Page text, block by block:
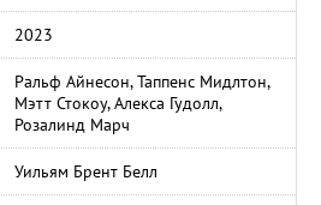
2023
Ральф Айнесон, Таппенс Мидлтон,
Мэтт Стокоу, Алекса Гудолл,
Розалинд Марч
Уильям Брент Белл